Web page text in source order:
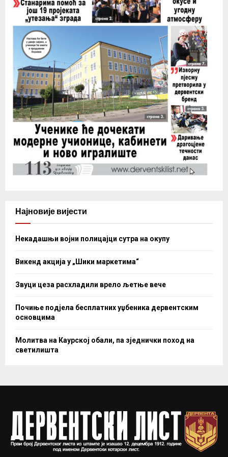
Најновије вијести
Некадашњи војни полицајци сутра на окупу
Викенд акција у „Шики маркетима“
Звуци цеза расхладили врело љетње вече
Почиње подјела бесплатних уџбеника дервентским
основцима
Молитва на Каурској обали, па зједнички поход на
светилишта